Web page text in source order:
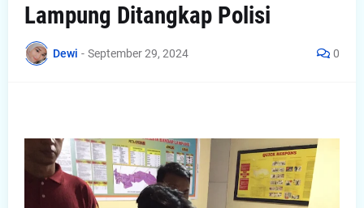
Lampung Ditangkap Polisi
Dewi - September 29, 2024 0